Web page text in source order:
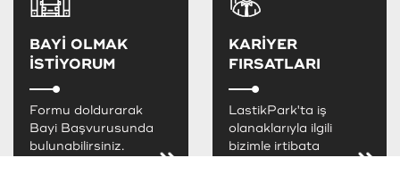
BAYİ OLMAK
İSTİYORUM
Formu doldurarak
Bayi Başvurusunda
bulunabilirsiniz.
KARİYER
FIRSATLARI
LastikPark'ta iş
olanaklarıyla ilgili
bizimle irtibata